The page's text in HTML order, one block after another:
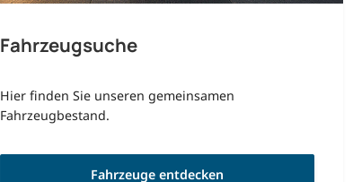
Fahrzeugsuche
Hier finden Sie unseren gemeinsamen
Fahrzeugbestand.
Fahrzeuge entdecken